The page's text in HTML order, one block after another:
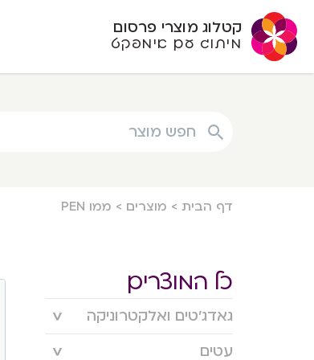
קטלוג מוצרי פרסום
מיתוג עם אימפקט
חפש מוצר
דף הבית > מוצרים > ממו PEN
כל המוצרים
גאדג’טים ואלקטרוניקה
עטים